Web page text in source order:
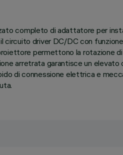
completo di adattatore per
circuito driver DC/DC con
permettono la rotazione
arretrata garantisce un
di connessione elettrica e